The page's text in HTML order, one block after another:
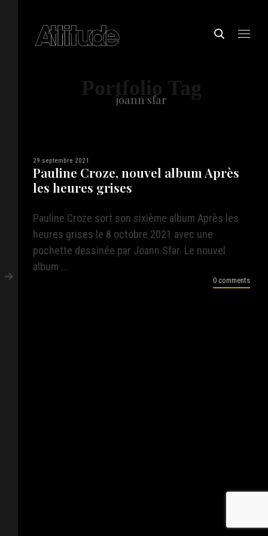
Portfolio Tag
joann sfar
29 septembre 2021
Pauline Croze, nouvel album Après
les heures grises
Pauline Croze sort son sixième album Après les
heures grises le 8 octobre 2021 avec une
pochette dessinée par Joann Sfar. Le nouvel
album ...
0 comments